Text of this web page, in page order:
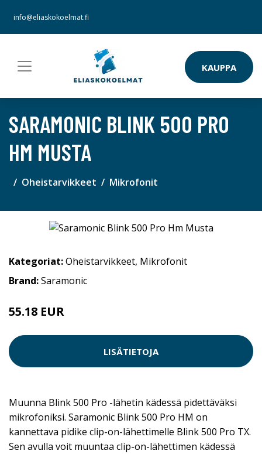
info@eliaskokoelmat.fi
KAUPPA
SARAMONIC BLINK 500 PRO
HM MUSTA
Oheistarvikkeet Mikrofonit
Kategoriat:Oheistarvikkeet, Mikrofonit
Brand:Saramonic
55.18 EUR
LISÄTIETOJA
Muunna Blink 500 Pro -lähetin kädessä pidettäväksi
mikrofoniksi. Saramonic Blink 500 Pro HM on
kannettava pidike clip-on-lähettimelle Blink 500 Pro TX.
Sen avulla voit muuntaa clip-on-lähettimen kädessä